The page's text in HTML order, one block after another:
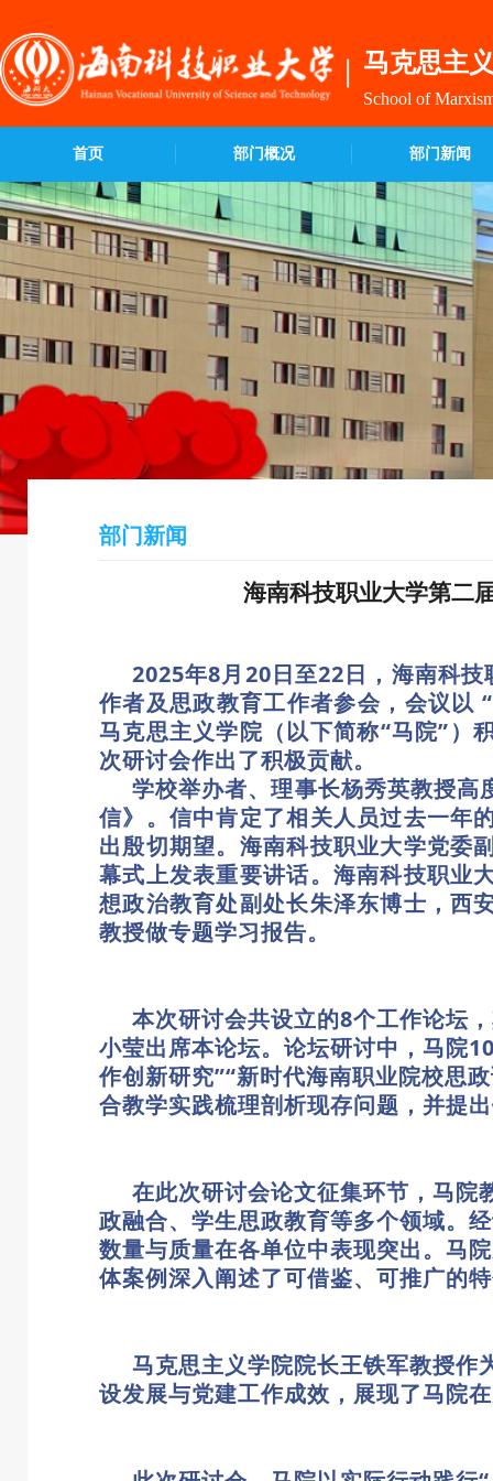
马克思主
School of
首页 部门概况 部门新闻
部门新闻
海南科技职业大学第二
2025年8月20日至22日，海南科
作者及思政教育工作者参会，会议以
马克思主义学院（以下简称“马院”）
次研讨会作出了积极贡献。
学校举办者、理事长杨秀英教授
信》。信中肯定了相关人员过去一年
出殷切期望。海南科技职业大学党委
幕式上发表重要讲话。海南科技职业
想政治教育处副处长朱泽东博士，西
教授做专题学习报告。
本次研讨会共设立的8个工作论坛
小莹出席本论坛。论坛研讨中，马院
作创新研究”“新时代海南职业院校思
合教学实践梳理剖析现存问题，并提
在此次研讨会论文征集环节，马院
政融合、学生思政教育等多个领域。
数量与质量在各单位中表现突出。马
体案例深入阐述了可借鉴、可推广的
马克思主义学院院长王铁军教授作
设发展与党建工作成效，展现了马院